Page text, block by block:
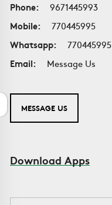
Phone:
9671445993
Mobile:
770445995
Whatsapp:
770445995
Email:
Message Us
MESSAGE US
Download Apps